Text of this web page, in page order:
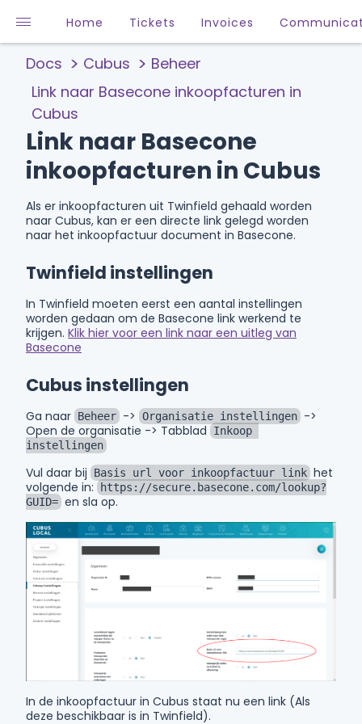
Home Tickets Invoices
Docs Cubus
Beheer
Link naar Basecone inkoopfacturen in
Cubus
Link naar Basecone
inkoopfacturen in Cubus
Als er inkoopfacturen uit Twinfield gehaald worden
naar Cubus, kan er een directe link gelegd worden
naar het inkoopfactuur document in Basecone.
Twinfield instellingen
In Twinfield moeten eerst een aantal instellingen
worden gedaan om de Basecone link werkend te
krijgen. Klik hier voor een link naar een uitleg van
Basecone
Cubus instellingen
Ga naar Beheer -> Organisatie instellingen ->
Open de organisatie -> Tabblad
Inkoop
instellingen
Vul daar bij Basis url voor inkoopfactuur link het
volgende in:
https://secure.basecone.com/lookup?
GUID= en sla op.
In de inkoopfactuur in Cubus staat nu een link (Als
deze beschikbaar is in Twinfield).